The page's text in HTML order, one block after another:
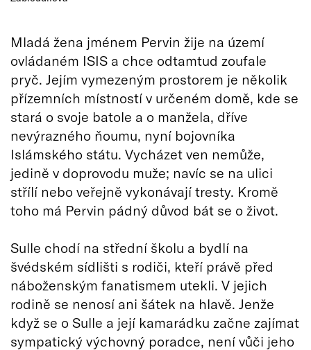
Mladá žena jménem Pervin žije na území
ovládaném ISIS a chce odtamtud zoufale
pryč. Jejím vymezeným prostorem je několik
přízemních místností v určeném domě, kde se
stará o svoje batole a o manžela, dříve
nevýrazného ňoumu, nyní bojovníka
Islámského státu. Vycházet ven nemůže,
jedině v doprovodu muže; navíc se na ulici
střílí nebo veřejně vykonávají tresty. Kromě
toho má Pervin pádný důvod bát se o život.
Sulle chodí na střední školu a bydlí na
švédském sídlišti s rodiči, kteří právě před
náboženským fanatismem utekli. V jejich
rodině se nenosí ani šátek na hlavě. Jenže
když se o Sulle a její kamarádku začne zajímat
sympatický výchovný poradce, není vůči jeho